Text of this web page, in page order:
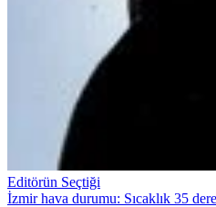
Editörün Seçtiği
İzmir hava durumu: Sıcaklık 35